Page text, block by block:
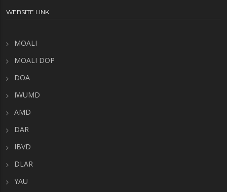
WEBSITE LINK
MOALI
MOALI DOP
DOA
IWUMD
AMD
DAR
IBVD
DLAR
YAU